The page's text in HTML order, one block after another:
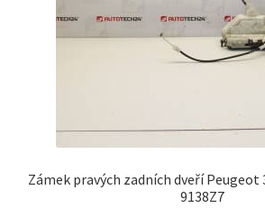
Zámek pravých zadních dveří Peugeot
9138Z7